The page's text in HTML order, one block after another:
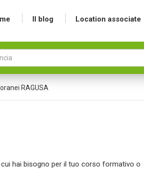
Il blog Location associate
RAGUSA
hai bisogno per il tuo corso formativo o